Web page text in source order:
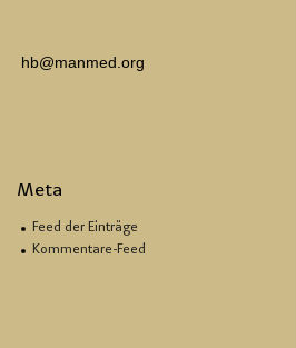
hb@manmed.org
Meta
Feed der Einträge
Kommentare-Feed